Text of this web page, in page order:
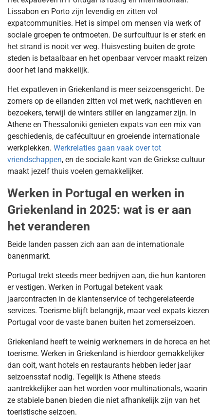
Lissabon en Porto zijn levendig en zitten vol
expatcommunities. Het is simpel om mensen via werk of
sociale groepen te ontmoeten. De surfcultuur is er sterk en
het strand is nooit ver weg. Huisvesting buiten de grote
steden is betaalbaar en het openbaar vervoer maakt reizen
door het land makkelijk.
Het expatleven in Griekenland is meer seizoensgericht. De
zomers op de eilanden zitten vol met werk, nachtleven en
bezoekers, terwijl de winters stiller en langzamer zijn. In
Athene en Thessaloniki genieten expats van een mix van
geschiedenis, de cafécultuur en groeiende internationale
werkplekken. Werkrelaties gaan vaak over tot
vriendschappen, en de sociale kant van de Griekse cultuur
maakt jezelf thuis voelen gemakkelijker.
Werken in Portugal en werken in
Griekenland in 2025: wat is er aan
het veranderen
Beide landen passen zich aan aan de internationale
banenmarkt.
Portugal trekt steeds meer bedrijven aan, die hun kantoren
er vestigen. Werken in Portugal betekent vaak
jaarcontracten in de klantenservice of techgerelateerde
services. Toerisme blijft belangrijk, maar veel expats kiezen
Portugal voor de vaste banen buiten het zomerseizoen.
Griekenland heeft te weinig werknemers in de horeca en het
toerisme. Werken in Griekenland is hierdoor gemakkelijker
dan ooit, want hotels en restaurants hebben ieder jaar
seizoensstaf nodig. Tegelijk is Athene steeds
aantrekkelijker aan het worden voor multinationals, waarin
ze stabiele banen bieden die niet afhankelijk zijn van het
toeristische seizoen.